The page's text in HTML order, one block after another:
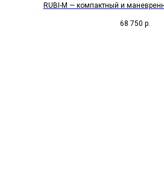
RUBI-M — компактный и
68 750 р.